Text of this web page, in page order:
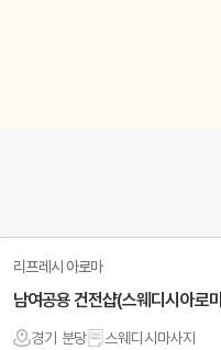
리프레시 아로마
남여공용 건전샵(스웨디시아로
경기 분당 스웨디시마사지